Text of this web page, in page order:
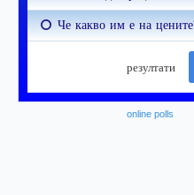
online polls